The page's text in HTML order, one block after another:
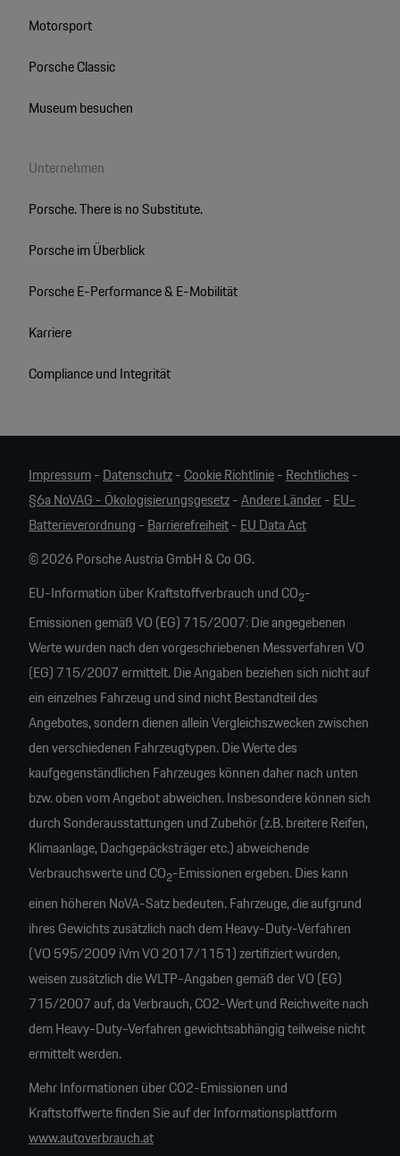
Motorsport
Porsche Classic
Museum besuchen
Unternehmen
Porsche. There is no Substitute.
Porsche im Überblick
Porsche E-Performance & E-Mobilität
Karriere
Compliance und Integrität
Impressum-Datenschutz-Cookie Richtlinie-Rechtliches-
§6a NoVAG - Ökologisierungsgesetz-Andere Länder-EU-
Batterieverordnung -Barrierefreiheit-EU Data Act
© 2026 Porsche Austria GmbH & Co OG.
EU-Information über Kraftstoffverbrauch und CO2-
Emissionen gemäß VO (EG) 715/2007: Die angegebenen
Werte wurden nach den vorgeschriebenen Messverfahren VO
(EG) 715/2007 ermittelt. Die Angaben beziehen sich nicht auf
ein einzelnes Fahrzeug und sind nicht Bestandteil des
Angebotes, sondern dienen allein Vergleichszwecken zwischen
den verschiedenen Fahrzeugtypen. Die Werte des
kaufgegenständlichen Fahrzeuges können daher nach unten
bzw. oben vom Angebot abweichen. Insbesondere können sich
durch Sonderausstattungen und Zubehör (z.B. breitere Reifen,
Klimaanlage, Dachgepäcksträger etc.) abweichende
Verbrauchswerte und CO2-Emissionen ergeben. Dies kann
einen höheren NoVA-Satz bedeuten. Fahrzeuge, die aufgrund
ihres Gewichts zusätzlich nach dem Heavy-Duty-Verfahren
(VO 595/2009 iVm VO 2017/1151) zertifiziert wurden,
weisen zusätzlich die WLTP-Angaben gemäß der VO (EG)
715/2007 auf, da Verbrauch, CO2-Wert und Reichweite nach
dem Heavy-Duty-Verfahren gewichtsabhängig teilweise nicht
ermittelt werden.
Mehr Informationen über CO2-Emissionen und
Kraftstoffwerte finden Sie auf der Informationsplattform
www.autoverbrauch.at